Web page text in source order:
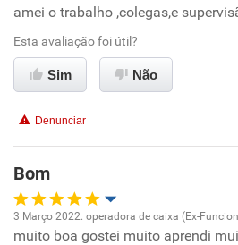
Oportunidade de promoção
Ambiente de trabalho
Benefícios
Recomenda esta empresa
Recomenda a diretoria
amei o trabalho ,colegas,e
Esta avaliação foi útil?
Sim Não
Denunciar
Bom
Oportunidade de promoção
3 Março 2022. operadora de caixa (Ex-
muito boa gostei muito aprendi